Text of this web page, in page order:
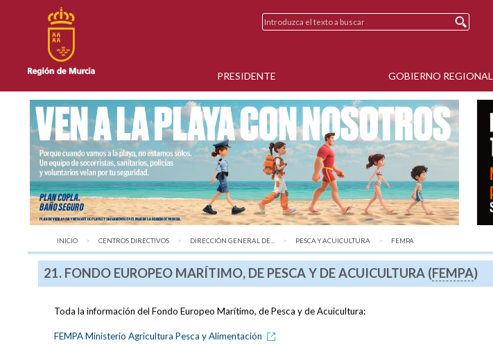
PRESIDENTE GOBIERNO REGIONAL
INICIO CENTROS DIRECTIVOS DIRECCIÓN GENERAL DE... PESCA Y ACUICULTURA AQUÍ:
FEMPA
21. FONDO EUROPEO MARÍTIMO, DE PESCA Y DE ACUICULTURA (FEMPA)
Toda la información del Fondo Europeo Marítimo, de Pesca y de Acuicultura:
FEMPA Ministerio Agricultura Pesca y Alimentación